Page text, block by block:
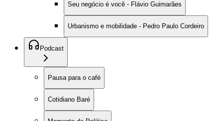
Seu negócio é você - Flávio Guimarães
Urbanismo e mobilidade - Pedro Paulo Cordeiro
Podcast
Pausa para o café
Cotidiano Baré